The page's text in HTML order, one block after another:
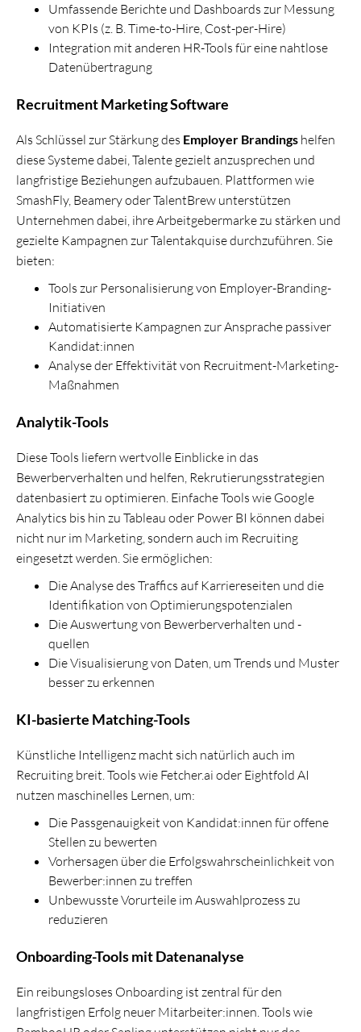
Umfassende Berichte und Dashboards zur Messung
von KPIs (z. B. Time-to-Hire, Cost-per-Hire)
Integration mit anderen HR-Tools für eine nahtlose
Datenübertragung
Recruitment Marketing Software
Als Schlüssel zur Stärkung des Employer Brandings helfen
diese Systeme dabei, Talente gezielt anzusprechen und
langfristige Beziehungen aufzubauen. Plattformen wie
SmashFly, Beamery oder TalentBrew unterstützen
Unternehmen dabei, ihre Arbeitgebermarke zu stärken und
gezielte Kampagnen zur Talentakquise durchzuführen. Sie
bieten:
Tools zur Personalisierung von Employer-Branding-
Initiativen
Automatisierte Kampagnen zur Ansprache passiver
Kandidat:innen
Analyse der Effektivität von Recruitment-Marketing-
Maßnahmen
Analytik-Tools
Diese Tools liefern wertvolle Einblicke in das
Bewerberverhalten und helfen, Rekrutierungsstrategien
datenbasiert zu optimieren. Einfache Tools wie Google
Analytics bis hin zu Tableau oder Power BI können dabei
nicht nur im Marketing, sondern auch im Recruiting
eingesetzt werden. Sie ermöglichen:
Die Analyse des Traffics auf Karriereseiten und die
Identifikation von Optimierungspotenzialen
Die Auswertung von Bewerberverhalten und -
quellen
Die Visualisierung von Daten, um Trends und Muster
besser zu erkennen
KI-basierte Matching-Tools
Künstliche Intelligenz macht sich natürlich auch im
Recruiting breit. Tools wie Fetcher.ai oder Eightfold AI
nutzen maschinelles Lernen, um:
Die Passgenauigkeit von Kandidat:innen für offene
Stellen zu bewerten
Vorhersagen über die Erfolgswahrscheinlichkeit von
Bewerber:innen zu treffen
Unbewusste Vorurteile im Auswahlprozess zu
reduzieren
Onboarding-Tools mit Datenanalyse
Ein reibungsloses Onboarding ist zentral für den
langfristigen Erfolg neuer Mitarbeiter:innen. Tools wie